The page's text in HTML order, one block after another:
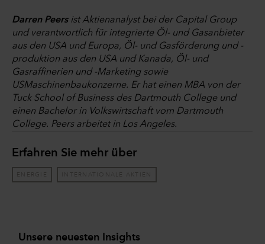
Darren Peers ist Aktienanalyst bei der Capital Group
und verantwortlich für integrierte Öl- und Gasanbieter
aus den USA und Europa, Öl- und Gasförderung und -
produktion aus den USA und Kanada, Öl- und
Gasraffinerien und -Marketing sowie
USMaschinenbaukonzerne. Er hat einen MBA von der
Tuck School of Business des Dartmouth College und
einen Bachelor in Volkswirtschaft vom Dartmouth
College. Peers arbeitet in Los Angeles.
Erfahren Sie mehr über
ENERGIE INTERNATIONALE AKTIEN
Unsere neuesten Insights